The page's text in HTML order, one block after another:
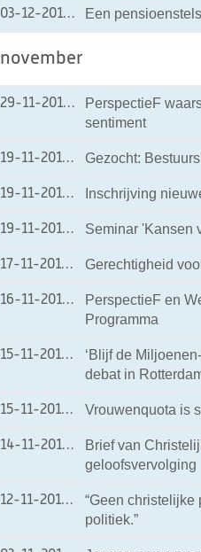
03-12-201203-12-2012 06:50
Een
november
29-11-201229-11-2012 13:58
PerspectieF
sentiment
19-11-201219-11-2012 19:42
Gezocht:
19-11-201219-11-2012 19:30
Inschrijving
19-11-201219-11-2012 18:50
Seminar 'Kansen
17-11-201217-11-2012 18:12
Gerechtigheid
16-11-201216-11-2012 20:20
PerspectieF en
Programma
15-11-201215-11-2012 19:18
‘Blijf de
debat in
15-11-201215-11-2012 19:16
Vrouwenquota is
14-11-201214-11-2012 19:00
Brief van
geloofsvervolging
12-11-201212-11-2012 18:40
“Geen
politiek.”